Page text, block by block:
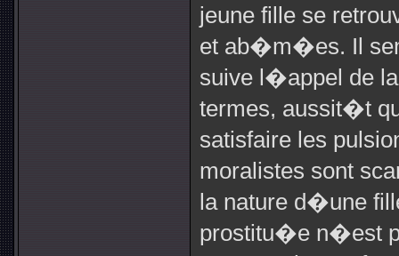
jeune fille se
et ab�m�es. Il
suive l�appel de
termes, aussit�t
satisfaire les
moralistes sont
la nature d�une
prostitu�e n�est